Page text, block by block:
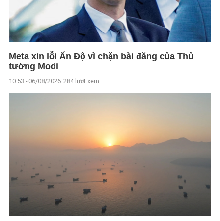
Meta xin lỗi Ấn Độ vì chặn bài đăng của Thủ
tướng Modi
10:53 - 06/08/2026 284 lượt xem